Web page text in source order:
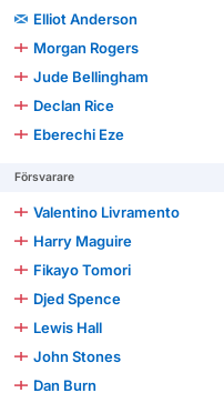
Elliot Anderson
Morgan Rogers
Jude Bellingham
Declan Rice
Eberechi Eze
Försvarare
Valentino Livramento
Harry Maguire
Fikayo Tomori
Djed Spence
Lewis Hall
John Stones
Dan Burn